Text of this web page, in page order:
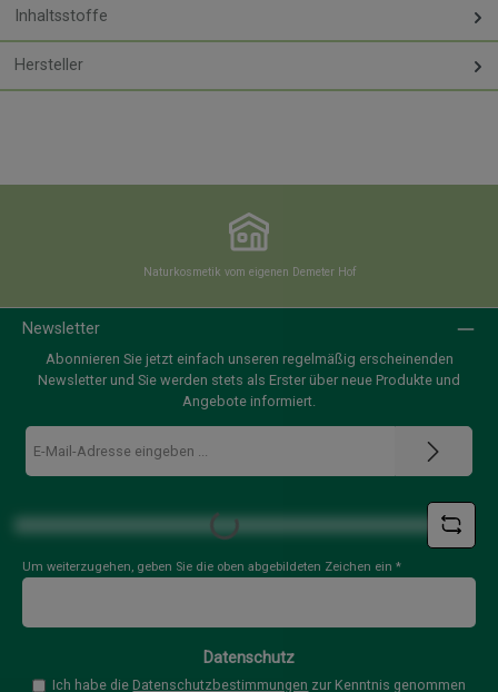
Inhaltsstoffe
Hersteller
Naturkosmetik vom eigenen Demeter Hof
Newsletter
Abonnieren Sie jetzt einfach unseren regelmäßig erscheinenden
Newsletter und Sie werden stets als Erster über neue Produkte und
Angebote informiert.
E-
Mail-
Adresse
Loading...
Um weiterzugehen, geben Sie die oben abgebildeten Zeichen ein *
Datenschutz
Ich habe die Datenschutzbestimmungen zur Kenntnis genommen